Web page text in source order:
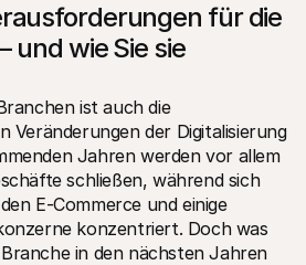
für die
und wie Sie sie
ist auch die
Veränderungen der Digitalisierung
Jahren werden vor allem
schließen, während sich
E-Commerce und einige
konzentriert. Doch was
in den nächsten Jahren